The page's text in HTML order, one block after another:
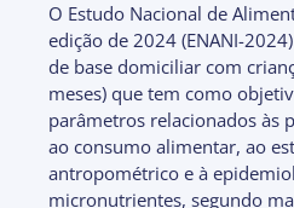
O Estudo Nacional de
edição de 2024 (ENANI-
de base domiciliar com
meses) que tem como
parâmetros relacionados às
ao consumo alimentar, ao
antropométrico e à
micronutrientes, segundo